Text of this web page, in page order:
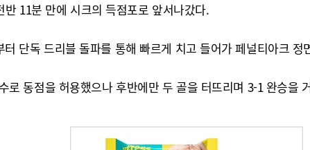
11분 만에 시크의 득점포로 앞서나갔다.
단독 드리블 돌파를 통해 빠르게 치고 들어가 페널티아크
동점을 허용했으나 후반에만 두 골을 터뜨리며 3-1 완승을